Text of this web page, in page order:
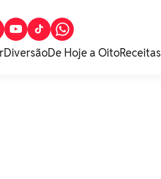
DiversãoDe Hoje a OitoReceitas